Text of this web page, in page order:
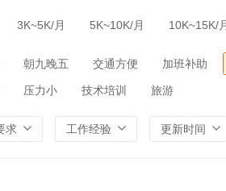
3K~5K/月 5K~10K/月 10K~15K/
朝九晚五 交通方便 加班补助
压力小 技术培训 旅游
求 工作经验 更新时间